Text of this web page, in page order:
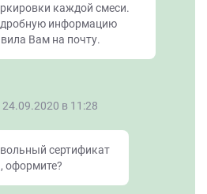
каждой смеси.
информацию
Вам на почту.
24.09.2020 в 11:28
сертификат
оформите?